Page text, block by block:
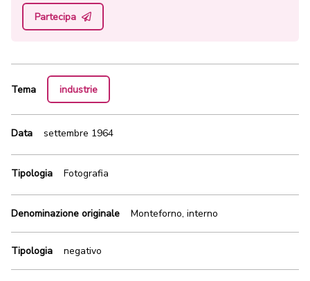
Tema industrie
Data settembre 1964
Tipologia Fotografia
Denominazione originale Monteforno, interno
Tipologia negativo
Partecipa